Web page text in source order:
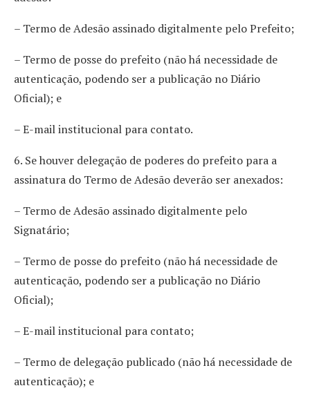
– Termo de Adesão assinado digitalmente pelo Prefeito;
– Termo de posse do prefeito (não há necessidade de
autenticação, podendo ser a publicação no Diário
Oficial); e
– E-mail institucional para contato.
6. Se houver delegação de poderes do prefeito para a
assinatura do Termo de Adesão deverão ser anexados:
– Termo de Adesão assinado digitalmente pelo
Signatário;
– Termo de posse do prefeito (não há necessidade de
autenticação, podendo ser a publicação no Diário
Oficial);
– E-mail institucional para contato;
– Termo de delegação publicado (não há necessidade de
autenticação); e